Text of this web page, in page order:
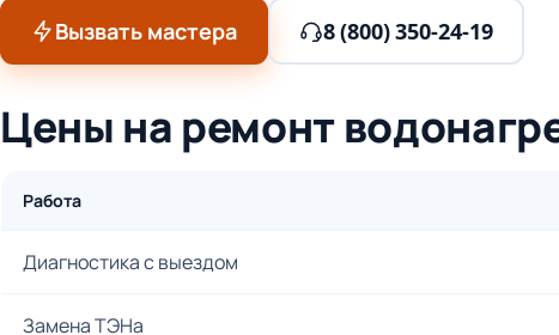
Вызвать мастера 8 (800) 350-24-19
Цены на ремонт
Работа
Диагностика с выездом
Замена ТЭНа